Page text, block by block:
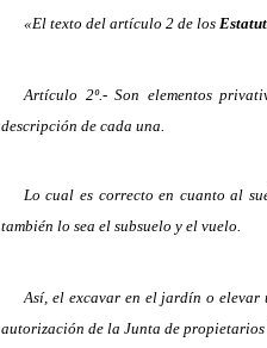
«El texto del artículo 2 de los
Artículo 2º.- Son elementos
descripción de cada una.
Lo cual es correcto en cuanto al
también lo sea el subsuelo y el vuelo.
Así, el excavar en el jardín o elevar
autorización de la Junta de